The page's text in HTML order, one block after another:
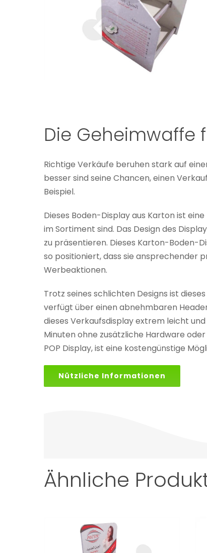
Die Geheimwaffe
Richtige Verkäufe beruhen stark auf
besser sind seine Chancen, einen
Beispiel.
Dieses Boden-Display aus Karton ist
im Sortiment sind. Das Design des
zu präsentieren. Dieses Karton-Boden-
so positioniert, dass sie ansprechender
Werbeaktionen.
Trotz seines schlichten Designs ist
verfügt über einen abnehmbaren
dieses Verkaufsdisplay extrem leicht
Minuten ohne zusätzliche Hardware
POP Display, ist eine kostengünstige
Nützliche Informationen
Ähnliche